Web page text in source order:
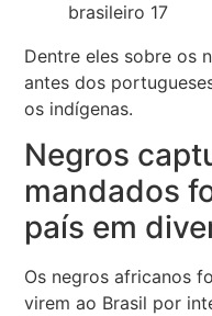
brasileiro 17
Dentre eles sobre os
antes dos
os indígenas.
Negros
mandados
país em
Os negros africanos
virem ao Brasil por